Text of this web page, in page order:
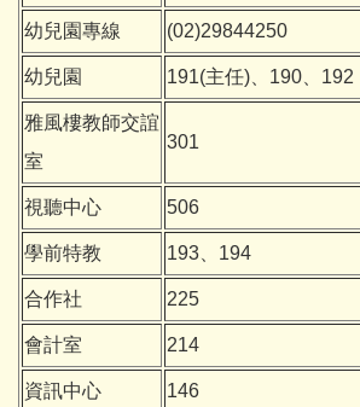
幼兒園專線 (02)29844250
幼兒園 191(主任)、190、192
雅風樓教師交誼
室
301
視聽中心 506
學前特教 193、194
合作社 225
會計室 214
資訊中心 146